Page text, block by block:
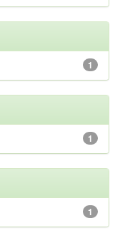
1
1
1